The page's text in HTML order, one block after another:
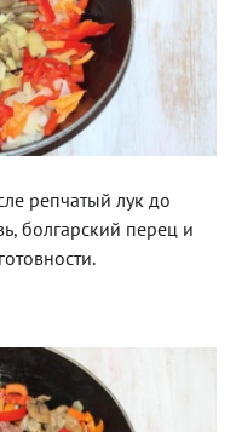
репчатый лук до
болгарский перец и